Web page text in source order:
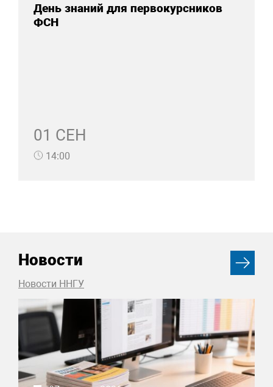
День знаний для первокурсников
ФСН
01 СЕН
14:00
Новости
Новости ННГУ